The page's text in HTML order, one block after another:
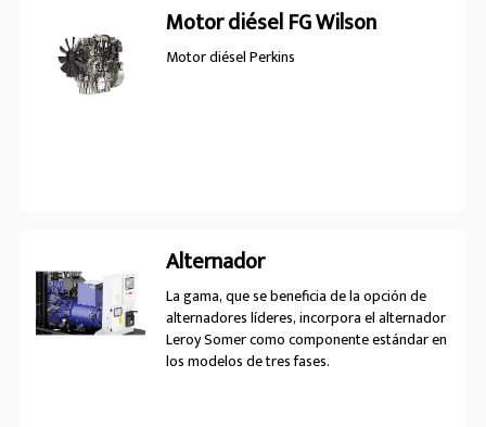
aplicaciones. Nuestros grupos electrógenos
de alquiler son eficientes en el uso de
combustible, fáciles de operar y muy
Motor diésel FG Wilson
Motor diésel Perkins
Alternador
La gama, que se beneficia de la opción de
alternadores líderes, incorpora el alternador
Leroy Somer como componente estándar en
los modelos de tres fases.